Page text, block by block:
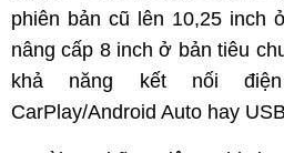
phiên bản cũ lên 10,25 inch
nâng cấp 8 inch ở bản tiêu
khả năng kết nối
CarPlay/Android Auto hay